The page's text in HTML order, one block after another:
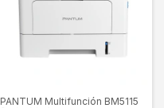
PANTUM Multifunción BM5115